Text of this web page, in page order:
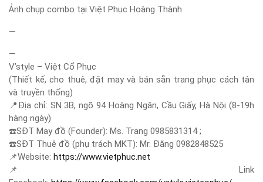
Ảnh chụp combo tại Việt Phục Hoàng Thành
—
—
V’style – Việt Cổ Phục
(Thiết kế, cho thuê, đặt may và bán sẵn trang phục cách tân
và truyền thống)
📍 Địa chỉ: SN 3B, ngõ 94 Hoàng Ngân, Cầu Giấy, Hà Nội (8-19h
hàng ngày)
☎️SĐT May đồ (Founder): Ms. Trang 0985831314 ;
☎️SĐT Thuê đồ (phụ trách MKT): Mr. Đăng 0982848525
📌Website: https://www.vietphuc.net
📌 Link